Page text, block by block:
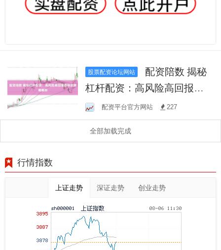
股票配资论坛网站
杠杆配资：高风险高回报的
投资策略解析
配资平台官方网站 227
全部加载完成
行情指数
上证走势 深证走势 创业走势